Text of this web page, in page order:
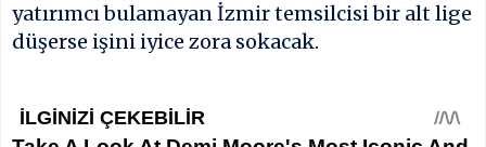
yatırımcı bulamayan İzmir temsilcisi bir alt lige
düşerse işini iyice zora sokacak.